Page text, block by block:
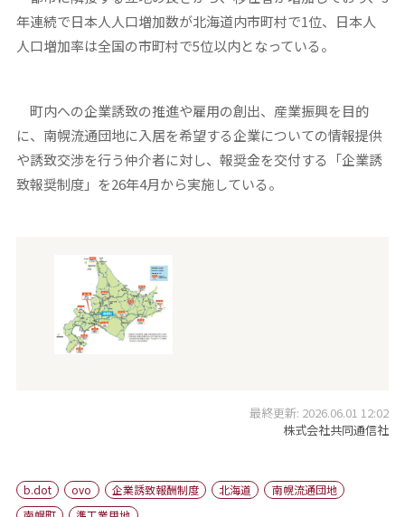
年連続で日本人人口増加数が北海道内市町村で1位、日本人
人口増加率は全国の市町村で5位以内となっている。
町内への企業誘致の推進や雇用の創出、産業振興を目的
に、南幌流通団地に入居を希望する企業についての情報提供
や誘致交渉を行う仲介者に対し、報奨金を交付する「企業誘
致報奨制度」を26年4月から実施している。
最終更新: 2026.06.01 12:02
株式会社共同通信社
b.dot ovo 企業誘致報酬制度 北海道
南幌流通団地